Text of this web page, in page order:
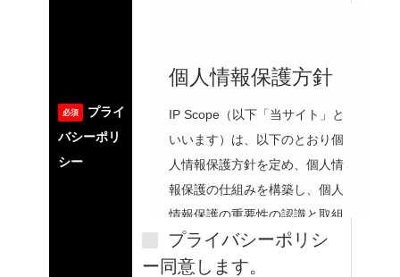
必須
プライ
バシーポリ
シー
個人情報保護方針
IP Scope（以下「当サイト」と
いいます）は、以下のとおり個
人情報保護方針を定め、個人情
報保護の仕組みを構築し、個人
情報保護の重要性の認識と取組
みを徹底させることにより、個
人情報の保護を推進致します。
プライバシーポリシ
ー同意します。